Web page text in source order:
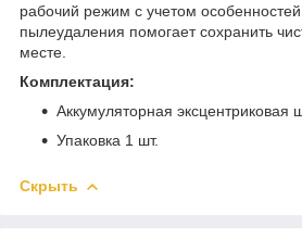
рабочий режим с учетом
пылеудаления помогает сохранить
месте.
Комплектация:
Аккумуляторная
Упаковка 1 шт.
Скрыть